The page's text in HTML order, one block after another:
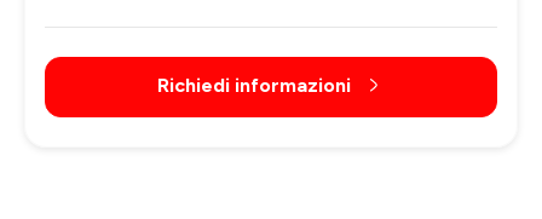
Richiedi informazioni